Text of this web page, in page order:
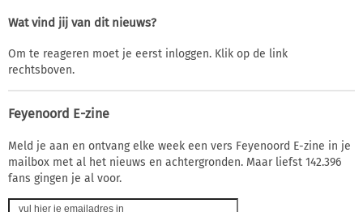
Wat vind jij van dit nieuws?
Om te reageren moet je eerst inloggen. Klik op de link
rechtsboven.
Feyenoord E-zine
Meld je aan en ontvang elke week een vers Feyenoord E-zine in je
mailbox met al het nieuws en achtergronden. Maar liefst 142.396
fans gingen je al voor.